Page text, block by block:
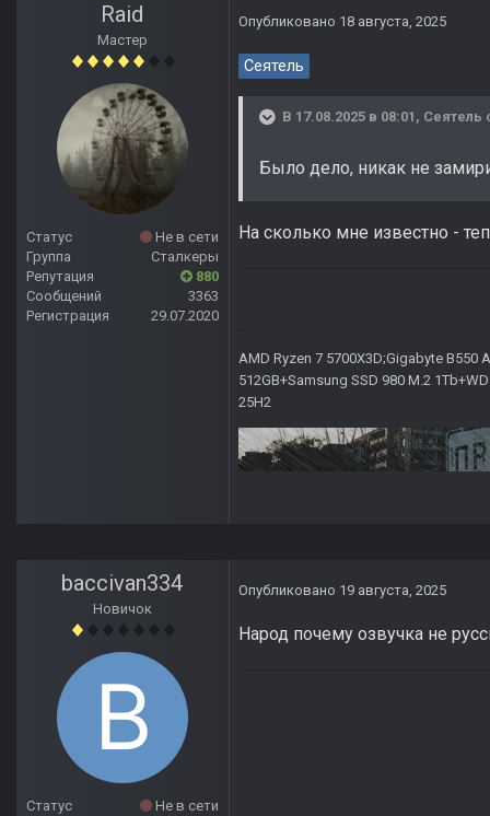
Raid
Мастер
Статус
Не в сети
Группа
Сталкеры
Репутация
880
Сообщений
3363
Регистрация
29.07.2020
Опубликовано 18 августа, 2025
Сеятель
В 17.08.2025 в 08:01, Сеятель
Было дело, никак не
На сколько мне известно -
AMD Ryzen 7 5700X3D;Gigabyte B550
512GB+Samsung SSD 980 M.2
25H2
baccivan334
Новичок
Статус
Не в сети
Опубликовано 19 августа, 2025
Народ почему озвучка не